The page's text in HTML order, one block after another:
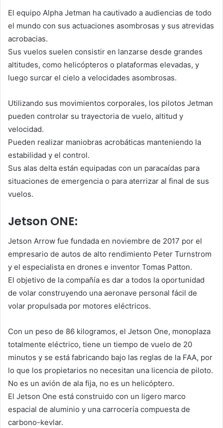
El equipo Alpha Jetman ha cautivado a audiencias de todo
el mundo con sus actuaciones asombrosas y sus atrevidas
acrobacias.
Sus vuelos suelen consistir en lanzarse desde grandes
altitudes, como helicópteros o plataformas elevadas, y
luego surcar el cielo a velocidades asombrosas.
Utilizando sus movimientos corporales, los pilotos Jetman
pueden controlar su trayectoria de vuelo, altitud y
velocidad.
Pueden realizar maniobras acrobáticas manteniendo la
estabilidad y el control.
Sus alas delta están equipadas con un paracaídas para
situaciones de emergencia o para aterrizar al final de sus
vuelos.
Jetson ONE:
Jetson Arrow fue fundada en noviembre de 2017 por el
empresario de autos de alto rendimiento Peter Turnstrom
y el especialista en drones e inventor Tomas Patton.
El objetivo de la compañía es dar a todos la oportunidad
de volar construyendo una aeronave personal fácil de
volar propulsada por motores eléctricos.
Con un peso de 86 kilogramos, el Jetson One, monoplaza
totalmente eléctrico, tiene un tiempo de vuelo de 20
minutos y se está fabricando bajo las reglas de la FAA, por
lo que los propietarios no necesitan una licencia de piloto.
No es un avión de ala fija, no es un helicóptero.
El Jetson One está construido con un ligero marco
espacial de aluminio y una carrocería compuesta de
carbono-kevlar.